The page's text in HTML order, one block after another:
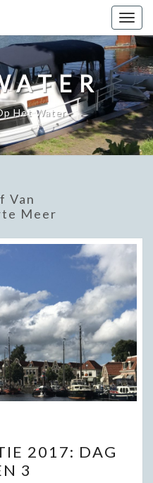
Het Water
Van
Meer
2017: 2017: DAG
3